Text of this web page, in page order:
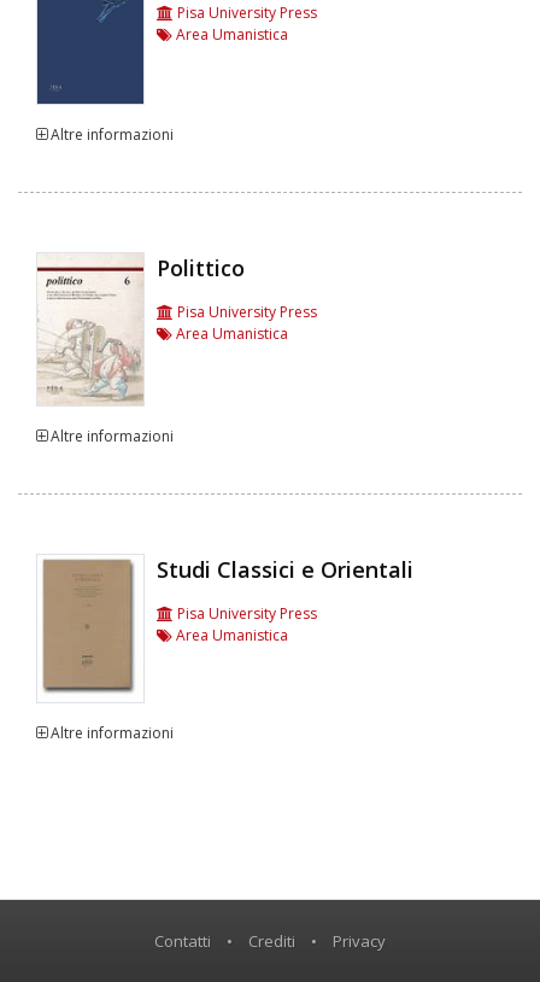
Pisa University Press
Area Umanistica
Altre informazioni
Polittico
Pisa University Press
Area Umanistica
Altre informazioni
Studi Classici e Orientali
Pisa University Press
Area Umanistica
Altre informazioni
Contatti • Crediti • Privacy